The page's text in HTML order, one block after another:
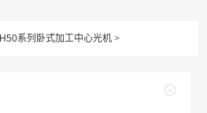
H50系列卧式加工中心光机 >